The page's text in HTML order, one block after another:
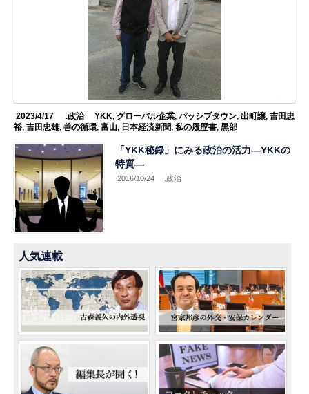
2023/4/17 .政治 YKK, グローバル企業, パッシブタウン, 出町譲, 吉田忠
裕,吉田忠雄,善の循環,富山, 日本経済新聞,私の履歴書,黒部
「YKK秘録」にみる政治の活力―YKKの
特質―
2016/10/24 .政治
人気連載